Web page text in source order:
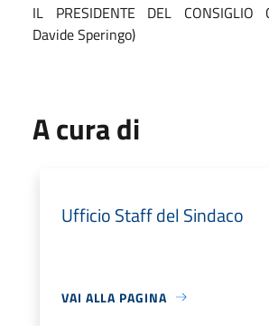
IL PRESIDENTE DEL CONSIGLIO
Davide Speringo)
A cura di
Ufficio Staff del Sindaco
VAI ALLA PAGINA